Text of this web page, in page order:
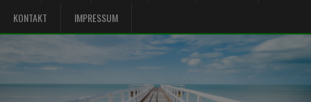
KONTAKT IMPRESSUM